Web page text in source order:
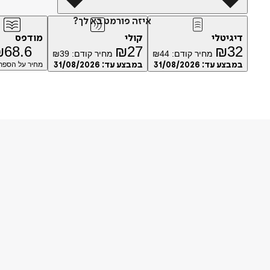
איזה פורמט בא לך?
דיגיטלי
₪32 מחיר קודם: ₪44
במבצע עד: 31/08/2026
קולי
₪27 מחיר קודם: ₪39
במבצע עד: 31/08/2026
מודפס
68.6
מחיר על